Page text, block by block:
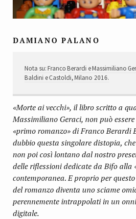
DAMIANO PALANO
Nota su: Franco Berardi e Massimiliano
Baldini e Castoldi, Milano 2016.
«Morte ai vecchi», il libro scritto a
Massimiliano Geraci, non può
«primo romanzo» di Franco Berardi
dubbio questa singolare distopia,
non poi così lontano dal nostro
delle riflessioni dedicate da Bifo alla
contemporanea. E proprio per
del romanzo diventa uno sciame
perennemente intrappolati in un
digitale.